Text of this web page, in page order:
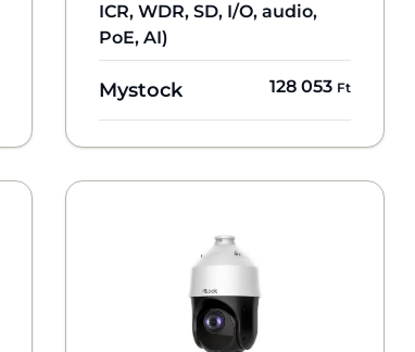
ICR, WDR, SD, I/O, audio,
PoE, AI)
Mystock 128 053 Ft